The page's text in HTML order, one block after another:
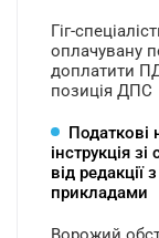
Гіг-
оплачувану
доплатити
позиція ДПС
Податкові
інструкція
від редакції
прикладами